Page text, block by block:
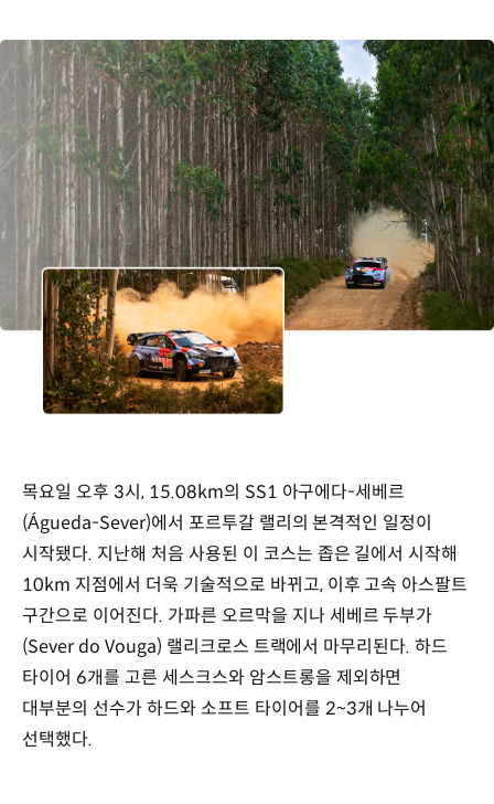
목요일 오후 3시, 15.08km의 SS1 아구에다-세베르
(Águeda-Sever)에서 포르투갈 랠리의 본격적인 일정이
시작됐다. 지난해 처음 사용된 이 코스는 좁은 길에서 시작해
10km 지점에서 더욱 기술적으로 바뀌고, 이후 고속 아스팔트
구간으로 이어진다. 가파른 오르막을 지나 세베르 두부가
(Sever do Vouga) 랠리크로스 트랙에서 마무리된다. 하드
타이어 6개를 고른 세스크스와 암스트롱을 제외하면
대부분의 선수가 하드와 소프트 타이어를 2~3개 나누어
선택했다.